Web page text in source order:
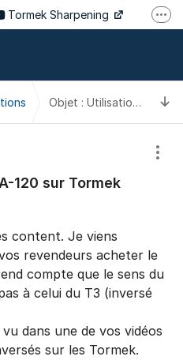
Tormek Sharpening
Tormek DE Objet : Utilisation du LA-120 sur Tormek T-3
120 sur Tormek
content. Je viens
revendeurs acheter le
compte que le sens du
à celui du T3 (inversé
dans une de vos vidéos
sur les Tormek.